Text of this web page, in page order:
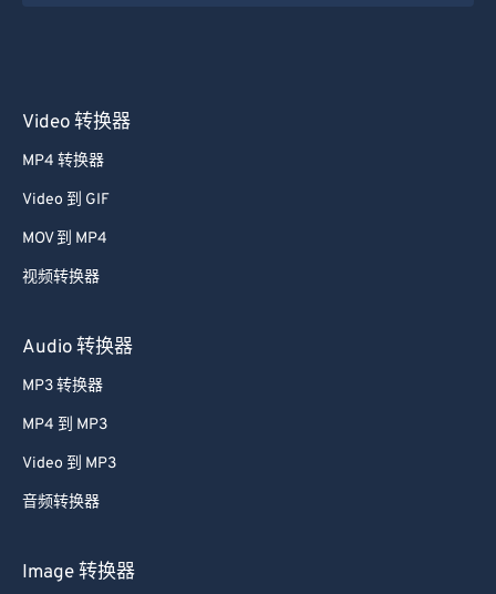
Video 转换器
MP4 转换器
Video 到 GIF
MOV 到 MP4
视频转换器
Audio 转换器
MP3 转换器
MP4 到 MP3
Video 到 MP3
音频转换器
Image 转换器